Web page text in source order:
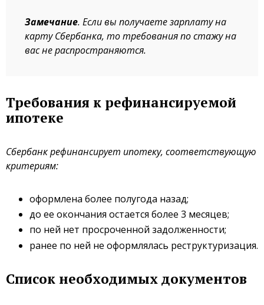
Замечание. Если вы получаете зарплату на
карту Сбербанка, то требования по стажу на
вас не распространяются.
Требования к рефинансируемой
ипотеке
Сбербанк рефинансирует ипотеку, соответствующую
критериям:
оформлена более полугода назад;
до ее окончания остается более 3 месяцев;
по ней нет просроченной задолженности;
ранее по ней не оформлялась реструктуризация.
Список необходимых документов